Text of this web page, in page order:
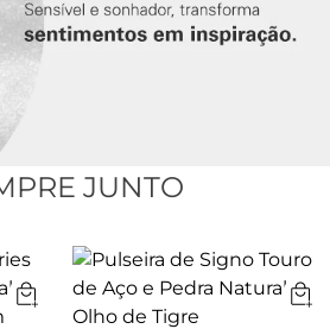
signo:
JUNTO